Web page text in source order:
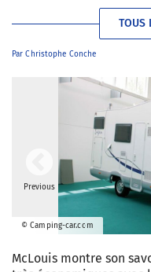
TOUS
ParChristophe Conche
Previous
© Camping-car.com
McLouis montre son